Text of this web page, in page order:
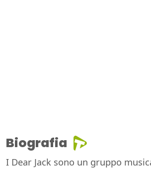
Biografia
I Dear Jack sono un gruppo